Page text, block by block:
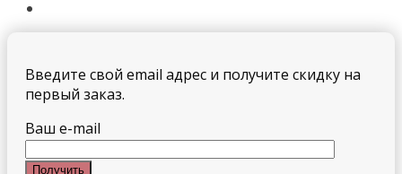
Введите свой email адрес и получите скидку на
первый заказ.
Ваш e-mail